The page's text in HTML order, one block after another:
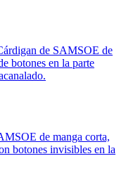
de SAMSOE de
botones en la parte
de manga corta,
botones invisibles en la